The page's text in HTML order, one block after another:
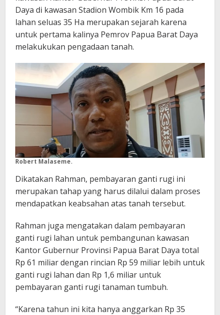
Daya di kawasan Stadion Wombik Km 16 pada
lahan seluas 35 Ha merupakan sejarah karena
untuk pertama kalinya Pemrov Papua Barat Daya
melakukukan pengadaan tanah.
Robert Malaseme.
Dikatakan Rahman, pembayaran ganti rugi ini
merupakan tahap yang harus dilalui dalam proses
mendapatkan keabsahan atas tanah tersebut.
Rahman juga mengatakan dalam pembayaran
ganti rugi lahan untuk pembangunan kawasan
Kantor Gubernur Provinsi Papua Barat Daya total
Rp 61 miliar dengan rincian Rp 59 miliar lebih untuk
ganti rugi lahan dan Rp 1,6 miliar untuk
pembayaran ganti rugi tanaman tumbuh.
“Karena tahun ini kita hanya anggarkan Rp 35